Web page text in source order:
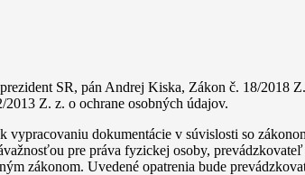
SR, pán Andrej Kiska, Zákon č. 18/2018
Z. z. o ochrane osobných údajov.
dokumentácie v súvislosti so
pre práva fyzickej osoby,
zákonom. Uvedené opatrenia bude